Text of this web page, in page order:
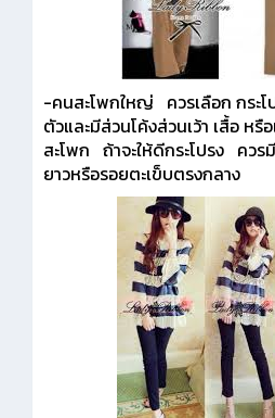
-คนสะโพกใหญ่ ควรเลือก กระโ
ตัวและมีส่วนโค้งส่วนเว้า เสื้อ ห
สะโพก ถ้าจะให้ดีกระโปรง คว
ยาวหรือรอยตะเข็บตรงกลาง